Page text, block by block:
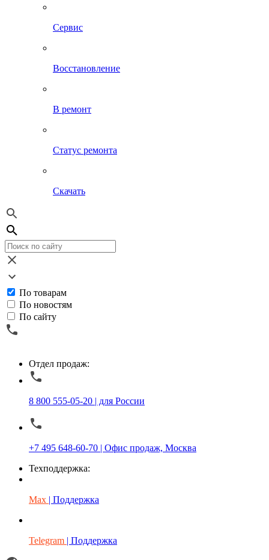
Сервис
Восстановление
В ремонт
Статус ремонта
Скачать
По товарам
По новостям
По сайту
Отдел продаж:
8 800 555-05-20 | для России
+7 495 648-60-70 | Офис продаж, Москва
Техподдержка:
Max | Поддержка
Telegram | Поддержка